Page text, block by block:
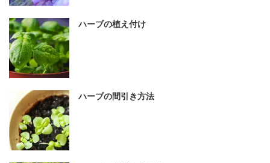
ハーブの植え付け
ハーブの間引き方法